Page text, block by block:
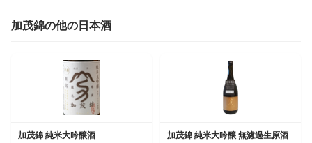
加茂錦の他の日本酒
加茂錦 純米大吟醸酒 加茂錦 純米大吟醸 無濾過生原酒